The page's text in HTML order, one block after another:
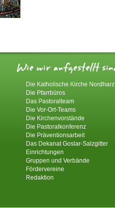
Die Katholische Kirche Nordharz
Die Pfarrbüros
Das Pastoralteam
Die Vor-Ort-Teams
Die Kirchenvorstände
Die Pastoralkonferenz
Die Präventionsarbeit
Das Dekanat Goslar-Salzgitter
Einrichtungen
Gruppen und Verbände
Fördervereine
Redaktion